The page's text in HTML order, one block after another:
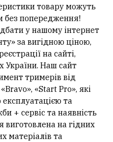
товару можуть
без попередження!
у нашому інтернет
за вигідною ціною,
на сайті,
України. Наш сайт
тримерів від
«Start Pro», які
експлуатацією та
+ сервіс та наявність
виготовлена ​​на гідних
матеріалів та